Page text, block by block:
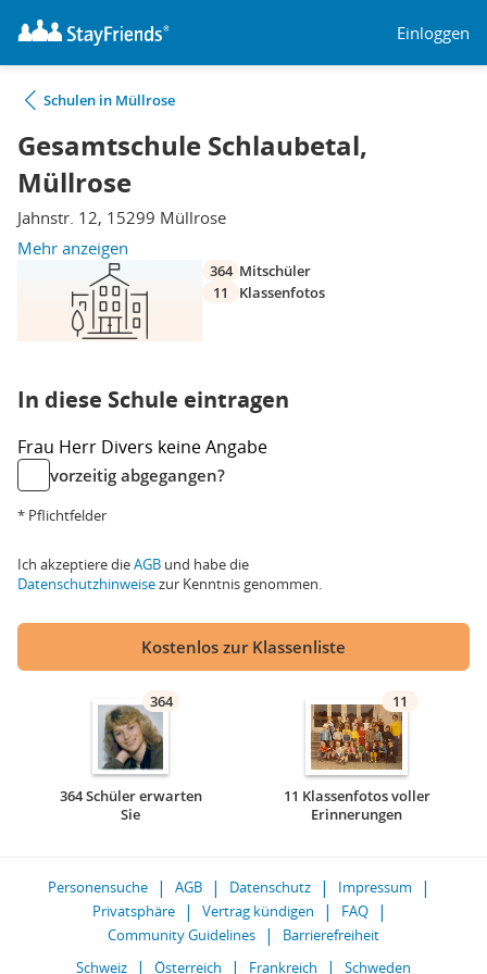
Einloggen
Schulen in Müllrose
Gesamtschule Schlaubetal,
Müllrose
Jahnstr. 12, 15299 Müllrose
Mehr anzeigen
364 Mitschüler
11
Klassenfotos
In diese Schule eintragen
Frau Herr Divers keine Angabe
vorzeitig abgegangen?
* Pflichtfelder
Ich akzeptiere dieAGB und habe die
Datenschutzhinweisezur Kenntnis genommen.
Kostenlos zur Klassenliste
364
364 Schüler erwarten
Sie
11
11 Klassenfotos voller
Erinnerungen
Personensuche AGB Datenschutz
Impressum
Privatsphäre
Vertrag kündigen
FAQ
Community Guidelines
Barrierefreiheit
Schweiz
Österreich Frankreich Schweden